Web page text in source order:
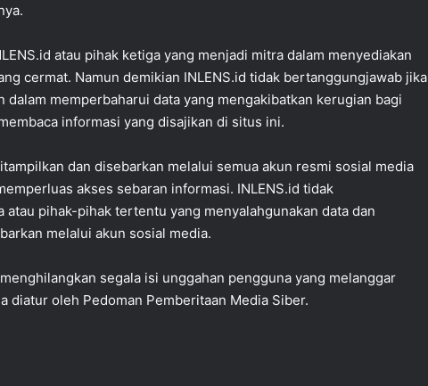
atau pihak ketiga yang menjadi mitra dalam menyediakan
cermat. Namun demikian INLENS.id tidak bertanggungjawab jika
memperbaharui data yang mengakibatkan kerugian bagi
informasi yang disajikan di situs ini.
dan disebarkan melalui semua akun resmi sosial media
akses sebaran informasi. INLENS.id tidak
atau pihak-pihak tertentu yang menyalahgunakan data dan
melalui akun sosial media.
segala isi unggahan pengguna yang melanggar
diatur oleh Pedoman Pemberitaan Media Siber.